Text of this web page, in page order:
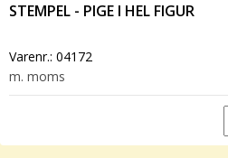
STEMPEL - PIGE I HEL FIGUR
Varenr.: 04172
m. moms